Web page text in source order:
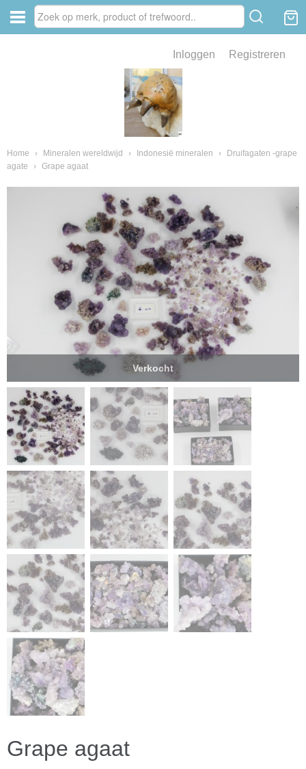
Inloggen Registreren
Home › Mineralen wereldwijd › Indonesië mineralen ›
Druifagaten -grape
agate
› Grape agaat
Verkocht
Grape agaat
van fossielen en mineralen